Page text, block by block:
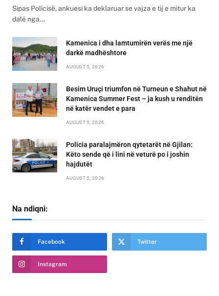
Sipas Policisë, ankuesi ka deklaruar se vajza e tij e mitur ka
dalë nga…
Kamenica i dha lamtumirën verës me një
darkë madhështore
AUGUST 5, 2026
Besim Uruçi triumfon në Turneun e Shahut në
Kamenica Summer Fest – ja kush u renditën
në katër vendet e para
AUGUST 5, 2026
Policia paralajmëron qytetarët në Gjilan:
Këto sende që i lini në veturë po i joshin
hajdutët
AUGUST 5, 2026
Na ndiqni:
Facebook Twitter
Instagram